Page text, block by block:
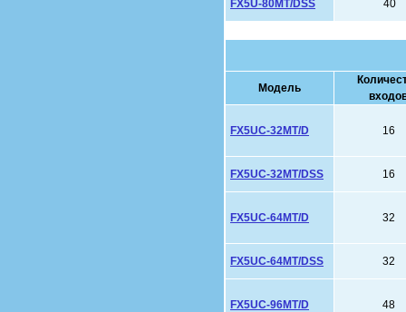
FX5U-80MT/DSS 40
Модель
FX5UC-32MT/D 16
FX5UC-32MT/DSS 16
FX5UC-64MT/D 32
FX5UC-64MT/DSS 32
FX5UC-96MT/D 48